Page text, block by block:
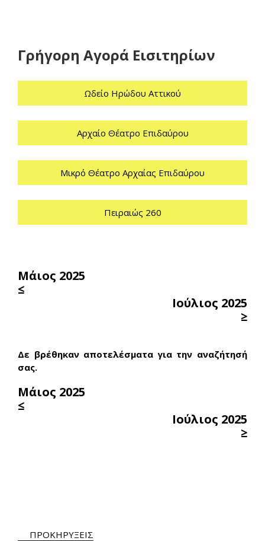
Γρήγορη Αγορά Εισιτηρίων
Ωδείο Ηρώδου Αττικού
Αρχαίο Θέατρο Επιδαύρου
Μικρό Θέατρο Αρχαίας Επιδαύρου
Πειραιώς 260
Μάιος 2025
≤
Ιούλιος 2025
≥
Δε βρέθηκαν αποτελέσματα για την αναζήτησή
σας.
Μάιος 2025
≤
Ιούλιος 2025
≥
ΠΡΟΚΗΡΥΞΕΙΣ